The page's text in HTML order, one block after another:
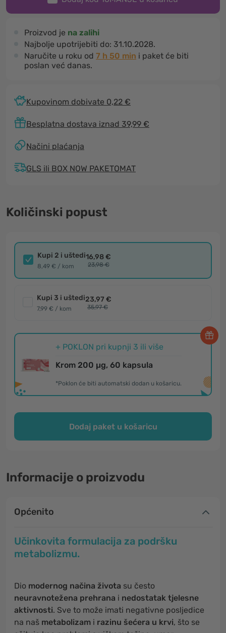
Proizvod je na zalihi
Najbolje upotrijebiti do: 31.10.2028.
Naručite u roku od 7 h 50 min i paket će biti
poslan već danas.
Kupovinom dobivate 0,22 €
Besplatna dostava iznad 39,99 €
Načini plaćanja
GLS ili BOX NOW PAKETOMAT
Količinski popust
Kupi 2 i uštedi
8,49 € / kom
16,98 €
23,98 €
Kupi 3 i uštedi
7,99 € / kom
23,97 €
35,97 €
+ POKLON pri kupnji 3 ili više
Krom 200 µg, 60 kapsula
*Poklon će biti automatski dodan u košaricu.
Dodaj paket u košaricu
Informacije o proizvodu
Općenito
Učinkovita formulacija za podršku
metabolizmu.
Dio modernog načina života su često
neuravnotežena prehrana i nedostatak tjelesne
aktivnosti. Sve to može imati negativne posljedice
na naš metabolizam i razinu šećera u krvi, što se